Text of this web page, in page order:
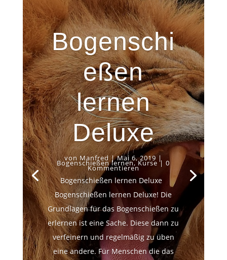
Bogenschi
eßen
lernen
Deluxe
vonManfred|Mai 6, 2019 |
Bogenschießen lernen,Kurse | 0
Kommentieren
Bogenschießen lernen Deluxe
Bogenschießen lernen Deluxe! Die
Grundlagen für das Bogenschießen zu
erlernen ist eine Sache. Diese dann zu
verfeinern und regelmäßig zu üben
eine andere. Für Menschen die das